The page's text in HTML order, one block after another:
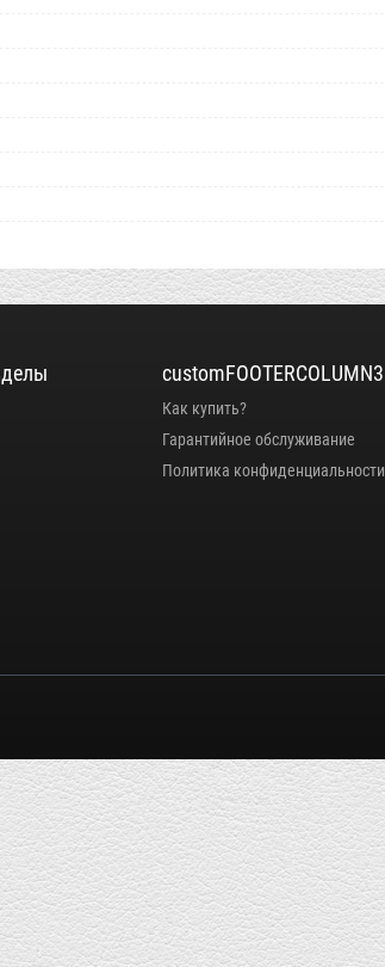
customFOOTERCOLUMN3
Как купить?
Гарантийное обслуживание
Политика конфиденциальности